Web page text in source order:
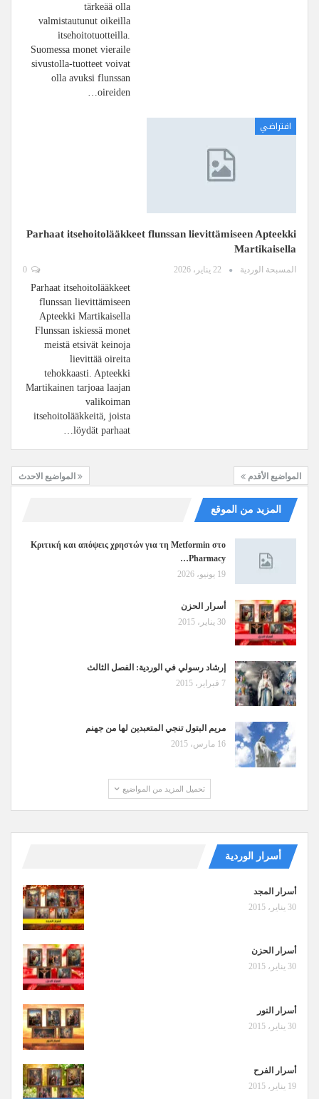
tärkeää olla
valmistautunut oikeilla
itsehoitotuotteilla.
Suomessa monet vieraile
sivustolla-tuotteet voivat
olla avuksi flunssan
oireiden…
افتراضي
Parhaat itsehoitolääkkeet flunssan lievittämiseen Apteekki
Martikaisella
المسبحة الوردية 22 يناير، 2026
Parhaat itsehoitolääkkeet
flunssan lievittämiseen
Apteekki Martikaisella
Flunssan iskiessä monet
meistä etsivät keinoja
lievittää oireita
tehokkaasti. Apteekki
Martikainen tarjoaa laajan
valikoiman
itsehoitolääkkeitä, joista
löydät parhaat…
المواضيع الأقدم المواضيع الاحدث
المزيد من الموقع
Κριτική και απόψεις χρηστών για τη Metformin στο
Pharmacy…
19 يونيو، 2026
أسرار الحزن
30 يناير، 2015
إرشاد رسولي في الوردية: الفصل الثالث
7 فبراير، 2015
مريم البتول تنجي المتعبدين لها من جهنم
16 مارس، 2015
تحميل المزيد من المواضيع
أسرار الوردية
أسرار المجد
30 يناير، 2015
أسرار الحزن
30 يناير، 2015
أسرار النور
30 يناير، 2015
أسرار الفرح
19 يناير، 2015